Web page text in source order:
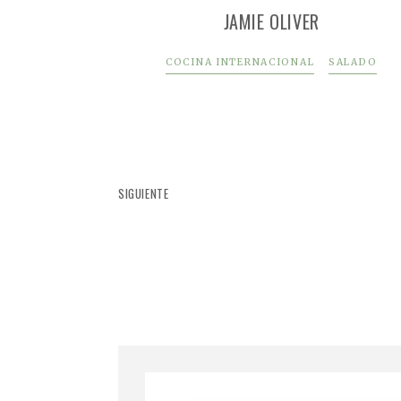
JAMIE OLIVER
COCINA INTERNACIONAL SALADO
SIGUIENTE